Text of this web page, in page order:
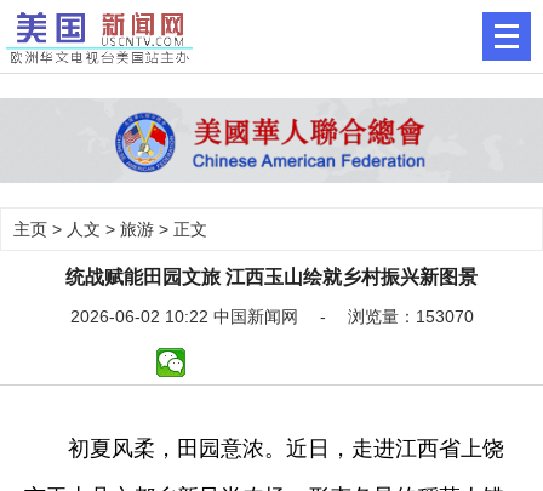
主页 > 人文 > 旅游 > 正文
统战赋能田园文旅 江西玉山绘就乡村振兴新图景
2026-06-02 10:22 中国新闻网 - 浏览量：153070
初夏风柔，田园意浓。近日，走进江西省上饶